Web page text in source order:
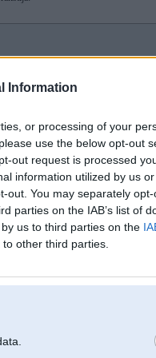
Information
or processing of your
use the below opt-out
out request is processed
information utilized by us
out. You may separately
parties on the IAB’s list of
us to third parties on the
other third parties.
un NASA-style cenas, bet
trešajā mazgāšanas reizē gaišais
mašīnas ir bijušas ar gaišajiem